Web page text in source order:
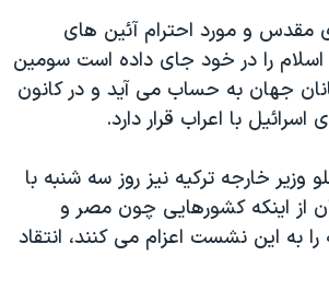
مقدس و مورد احترام آئین های
را در خود جای داده است سومین
جهان به حساب می آید و در کانون
با اعراب قرار دارد.
خارجه ترکیه نیز روز سه شنبه با
از اینکه کشورهایی چون مصر و
را به این نشست اعزام می کنند، انتقاد